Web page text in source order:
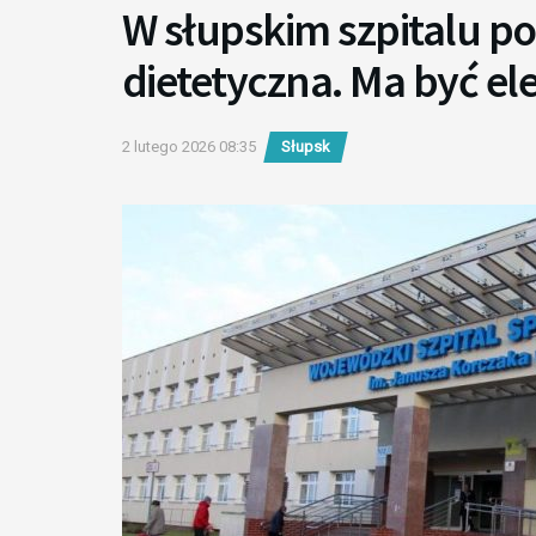
W słupskim szpitalu
dietetyczna. Ma być
2 lutego 2026 08:35 Słupsk